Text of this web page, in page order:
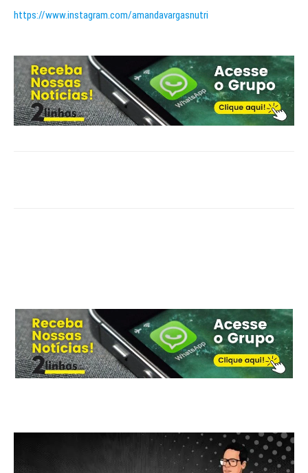
https://www.instagram.com/amandavargasnutri